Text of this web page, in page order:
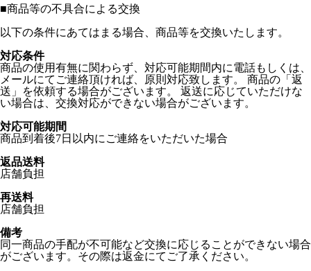
■商品等の不具合による交換
以下の条件にあてはまる場合、商品等を交換いたします。
対応条件
商品の使用有無に関わらず、対応可能期間内に電話もしくは、
メールにてご連絡頂ければ、原則対応致します。 商品の「返
送」を依頼する場合がございます。 返送に応じていただけな
い場合は、交換対応ができない場合がございます。
対応可能期間
商品到着後7日以内にご連絡をいただいた場合
返品送料
店舗負担
再送料
店舗負担
備考
同一商品の手配が不可能など交換に応じることができない場合
がございます。その際は返金にてご了承ください。